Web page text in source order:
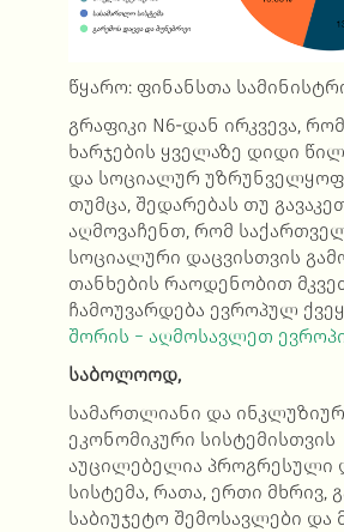
წყარო: ფინანსთა
გრაფიკი N6-დან ირკვევა,
ხარჯების ყველაზე დიდი
და სოციალურ
თუმცა, შედარებას თუ
აღმოვაჩენთ, რომ
სოციალური დაცვისთვის
თანხების რაოდენობით
ჩამოუვარდება ევროპულ
შორის − აღმოსავლეთ
საბოლოოდ,
სამართლიანი და
ეკონომიკური სისტემისთვის
აუცილებელია პროგრესული
სისტემა, რათა, ერთი მხრივ,
საბიუჯეტო შემოსავლები და